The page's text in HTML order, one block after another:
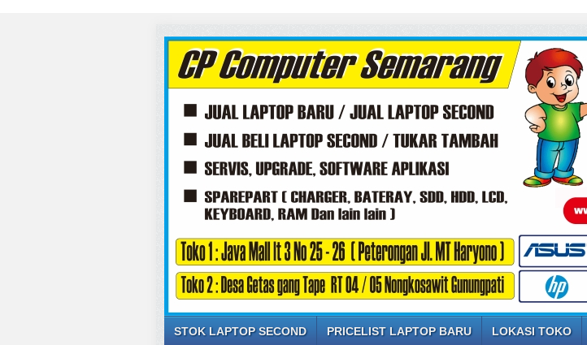
STOK LAPTOP SECOND PRICELIST LAPTOP BARU LOKASI TOKO